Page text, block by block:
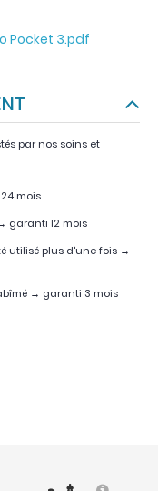
Pocket 3.pdf
par nos soins et
mois
garanti 12 mois
utilisé plus d'une fois →
→ garanti 3 mois